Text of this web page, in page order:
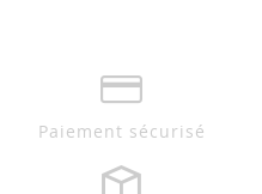
Paiement sécurisé